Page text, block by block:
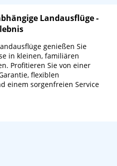
Landausflüge -
genießen Sie
in kleinen, familiären
Profitieren Sie von einer
flexiblen
einem sorgenfreien Service